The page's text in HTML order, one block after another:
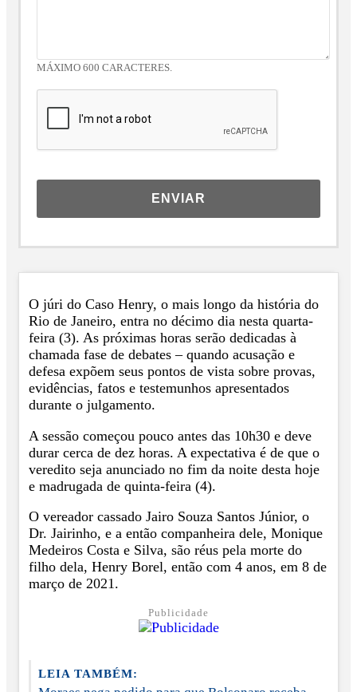
MÁXIMO 600 CARACTERES.
ENVIAR
O júri do Caso Henry, o mais longo da história do
Rio de Janeiro, entra no décimo dia nesta quarta-
feira (3). As próximas horas serão dedicadas à
chamada fase de debates – quando acusação e
defesa expõem seus pontos de vista sobre provas,
evidências, fatos e testemunhos apresentados
durante o julgamento.
A sessão começou pouco antes das 10h30 e deve
durar cerca de dez horas. A expectativa é de que o
veredito seja anunciado no fim da noite desta hoje
e madrugada de quinta-feira (4).
O vereador cassado Jairo Souza Santos Júnior, o
Dr. Jairinho, e a então companheira dele, Monique
Medeiros Costa e Silva, são réus pela morte do
filho dela, Henry Borel, então com 4 anos, em 8 de
março de 2021.
Publicidade
LEIA TAMBÉM: